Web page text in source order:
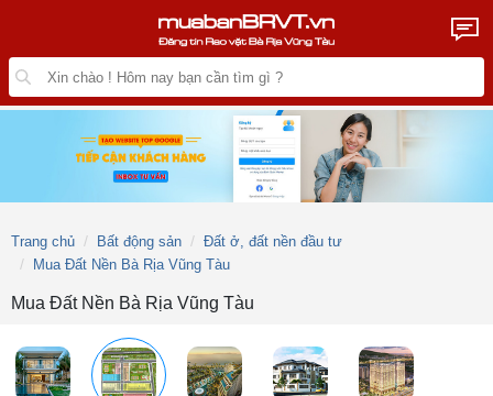
Trang chủ Bất động sản
Đất ở, đất nền đầu tư
Mua Đất Nền Bà Rịa Vũng Tàu
Mua Đất Nền Bà Rịa Vũng Tàu